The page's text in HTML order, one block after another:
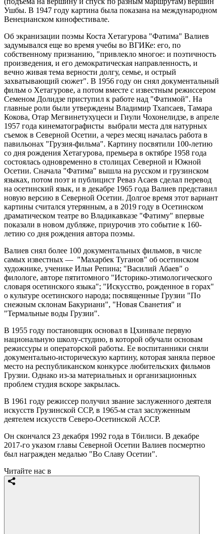
Ушбы. В 1947 году картина была показана на международном
Венецианском кинофестивале.
Об экранизации поэмы Коста Хетагурова "Фатима" Валиев
задумывался еще во время учебы во ВГИКе: его, по
собственному признанию, "привлекло многое: и поэтичность
произведения, и его демократическая направленность, и
вечно живая тема верности долгу, семье, и острый
захватывающий сюжет". В 1956 году он снял документальный
фильм о Хетагурове, а потом вместе с известным режиссером
Семеном Долидзе приступил к работе над "Фатимой". На
главные роли были утверждены Владимир Тхапсаев, Тамара
Кокова, Отар Мегвинетухуцеси и Гиули Чохонелидзе, в апреле
1957 года кинематографисты выбрали места для натурных
съемок в Северной Осетии, а через месяц началась работа в
павильонах "Грузия-фильма". Картину посвятили 100-летию
со дня рождения Хетагурова, премьера в октябре 1958 года
состоялась одновременно в столицах Северной и Южной
Осетии. Сначала "Фатима" вышла на русском и грузинском
языках, потом поэт и публицист Реваз Асаев сделал перевод
на осетинский язык, и в декабре 1965 года Валиев представил
новую версию в Северной Осетии. Долгое время этот вариант
картины считался утерянным, а в 2019 году в Осетинском
драматическом театре во Владикавказе "Фатиму" впервые
показали в новом дубляже, приурочив это событие к 160-
летию со дня рождения автора поэмы.
Валиев снял более 100 документальных фильмов, в числе
самых известных — "Махарбек Туганов" об осетинском
художнике, ученике Ильи Репина; "Василий Абаев" о
филологе, авторе пятитомного "Историко-этимологического
словаря осетинского языка"; "Искусство, рожденное в горах"
о культуре осетинского народа; посвященные Грузии "По
снежным склонам Бакуриани", "Новая Сванетия" и
"Термальные воды Грузии".
В 1955 году постановщик основал в Цхинвале первую
национальную школу-студию, в которой обучали основам
режиссуры и операторской работы. Ее воспитанники сняли
документально-историческую картину, которая заняла первое
место на республиканском конкурсе любительских фильмов
Грузии. Однако из-за материальных и организационных
проблем студия вскоре закрылась.
В 1961 году режиссер получил звание заслуженного деятеля
искусств Грузинской ССР, в 1965-м стал заслуженным
деятелем искусств Северо-Осетинской АССР.
Он скончался 23 декабря 1992 года в Тбилиси. В декабре
2017-го указом главы Северной Осетии Валиев посмертно
был награжден медалью "Во Славу Осетии".
Читайте нас в